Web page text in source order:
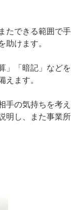
たできる範囲で手
けます。
」「暗記」などを
ます。
手の気持ちを考え
明し、また事業所